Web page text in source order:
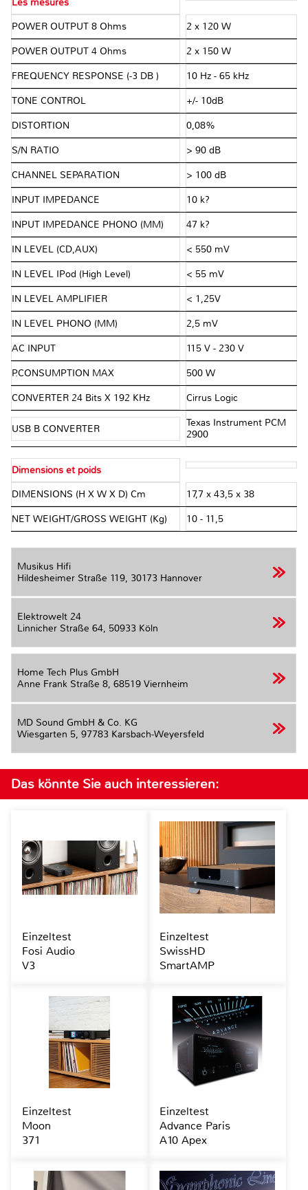
Les mesures
POWER OUTPUT 8 Ohms 2 x 120 W
POWER OUTPUT 4 Ohms 2 x 150 W
FREQUENCY RESPONSE (-3 DB ) 10 Hz - 65 kHz
TONE CONTROL +/- 10dB
DISTORTION 0,08%
S/N RATIO > 90 dB
CHANNEL SEPARATION > 100 dB
INPUT IMPEDANCE 10 k?
INPUT IMPEDANCE PHONO (MM) 47 k?
IN LEVEL (CD,AUX) < 550 mV
IN LEVEL IPod (High Level) < 55 mV
IN LEVEL AMPLIFIER < 1,25V
IN LEVEL PHONO (MM) 2,5 mV
AC INPUT 115 V - 230 V
P.CONSUMPTION MAX 500 W
CONVERTER 24 Bits X 192 KHz Cirrus Logic
USB B CONVERTER
Texas Instrument PCM
2900
Dimensions et poids
DIMENSIONS (H X W X D) Cm 17,7 x 43,5 x 38
NET WEIGHT/GROSS WEIGHT (Kg) 10 - 11,5
Musikus Hifi
Hildesheimer Straße 119, 30173 Hannover
Elektrowelt 24
Linnicher Straße 64, 50933 Köln
Home Tech Plus GmbH
Anne Frank Straße 8, 68519 Viernheim
MD Sound GmbH & Co. KG
Wiesgarten 5, 97783 Karsbach-Weyersfeld
Das könnte Sie auch interessieren:
Einzeltest
Fosi Audio
V3
Einzeltest
SwissHD
SmartAMP
Einzeltest
Moon
371
Einzeltest
Advance Paris
A10 Apex